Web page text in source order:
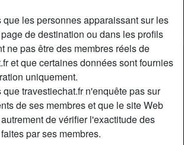
que les personnes apparaissant sur les
de destination ou dans les profils
ne pas être des membres réels de
et que certaines données sont fournies
uniquement.
travestiechat.fr n'enquête pas sur
de ses membres et que le site Web
de vérifier l'exactitude des
par ses membres.
Oui
que dis-je les gros cochons bien
bien équipé et seulement active, pas de
personne, par contre je suce volontiers
pour grosse éjac sur mes gros seins ! Si
fois je saurai vous guidé vers une